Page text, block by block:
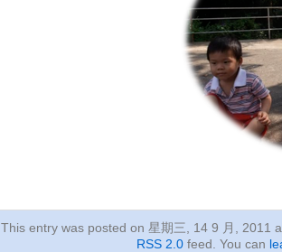
This entry was posted on 星期三, 14 9 月, 2011
RSS 2.0feed. You can